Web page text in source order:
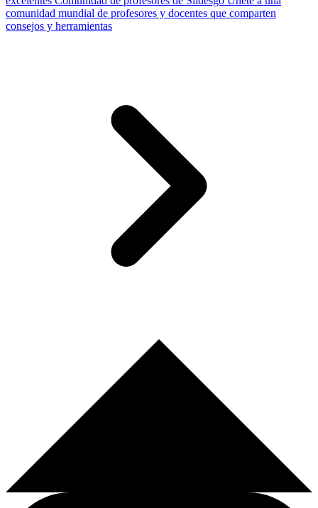
comunidad mundial de profesores y docentes que comparten
consejos y herramientas